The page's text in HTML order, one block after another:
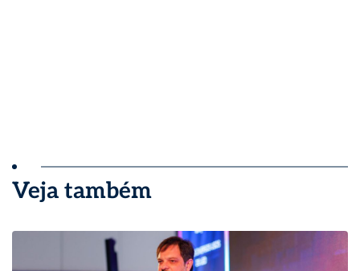
Veja também